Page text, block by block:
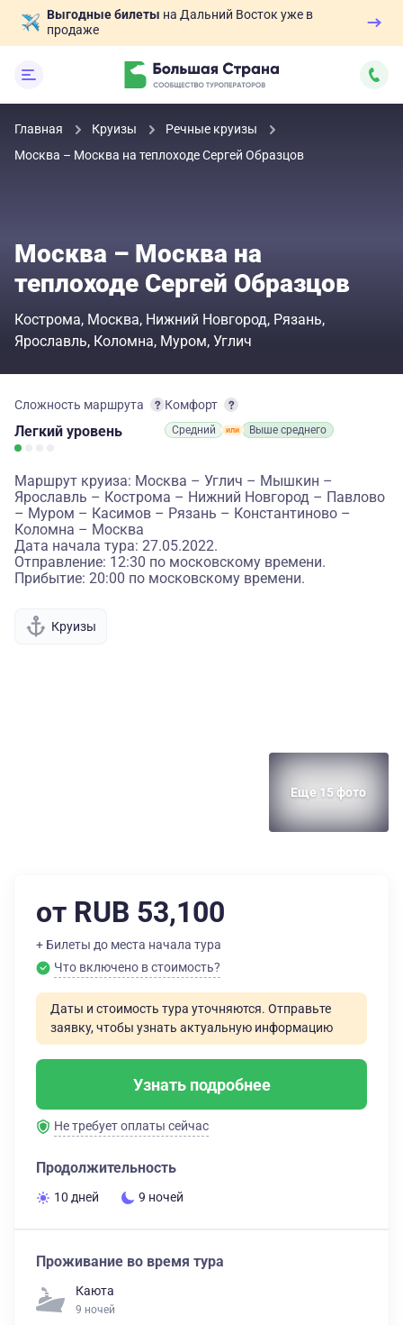
Выгодные билеты на Дальний Восток уже в
продаже
Главная Круизы
Речные круизы
Москва – Москва на теплоходе Сергей Образцов
Москва – Москва на
теплоходе Сергей Образцов
Кострома Москва Нижний Новгород Рязань
Ярославль Коломна Муром Углич
Сложность маршрута
Легкий уровень
Комфорт
Средний Выше среднего
Маршрут круиза: Москва – Углич – Мышкин –
Ярославль – Кострома – Нижний Новгород – Павлово
– Муром – Касимов – Рязань – Константиново –
Коломна – Москва
Дата начала тура: 27.05.2022.
Отправление: 12:30 по московскому времени.
Прибытие: 20:00 по московскому времени.
Круизы
Еще 15 фото
от RUB 53,100
+ Билеты до места начала тура
Что включено в стоимость?
Даты и стоимость тура уточняются. Отправьте
заявку, чтобы узнать актуальную информацию
Узнать подробнее
Не требует оплаты сейчас
Продолжительность
10 дней 9 ночей
Проживание во время тура
Каюта
9 ночей